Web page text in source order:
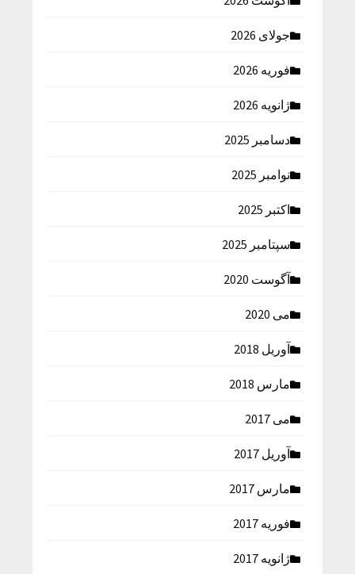
جولای 2026
فوریه 2026
ژانویه 2026
دسامبر 2025
نوامبر 2025
اکتبر 2025
سپتامبر 2025
آگوست 2020
می 2020
آوریل 2018
مارس 2018
می 2017
آوریل 2017
مارس 2017
فوریه 2017
ژانویه 2017